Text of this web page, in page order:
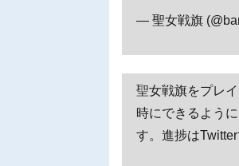
— 聖女戦旗
聖女戦旗をプレ
時にできるよう
す。進捗は